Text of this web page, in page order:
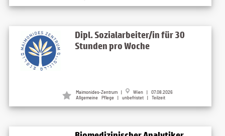
Dipl. Sozialarbeiter/in für 30
Stunden pro Woche
Maimonides-Zentrum |
Wien | 07.08.2026
Allgemeine Pflege | unbefristet | Teilzeit